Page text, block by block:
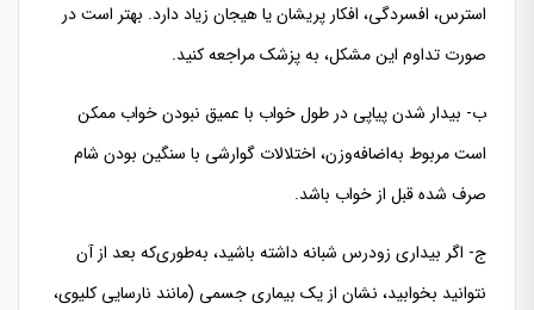
استرس، افسردگی، افکار پریشان یا هیجان زیاد دارد. بهتر است در
صورت تداوم این مشکل، به پزشک مراجعه کنید.
ب- بیدار شدن پیاپی در طول خواب با عمیق نبودن خواب ممکن
است مربوط به‌اضافه‌وزن، اختلالات گوارشی با سنگین بودن شام
صرف شده قبل از خواب باشد.
ج- اگر بیداری زودرس شبانه داشته باشید، به‌طوری‌که بعد از آن
نتوانید بخوابید، نشان از یک بیماری جسمی (مانند نارسایی کلیوی،